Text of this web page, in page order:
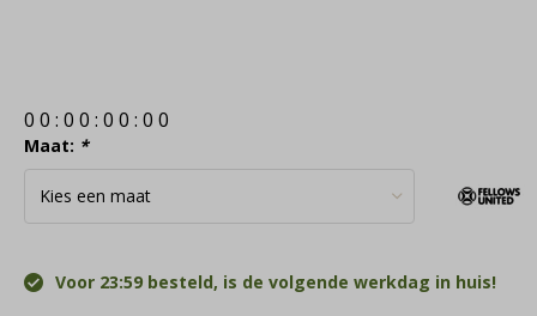
0 0 : 0 0 : 0 0 : 0 0
Maat: *
Voor 23:59 besteld, is de volgende werkdag in huis!